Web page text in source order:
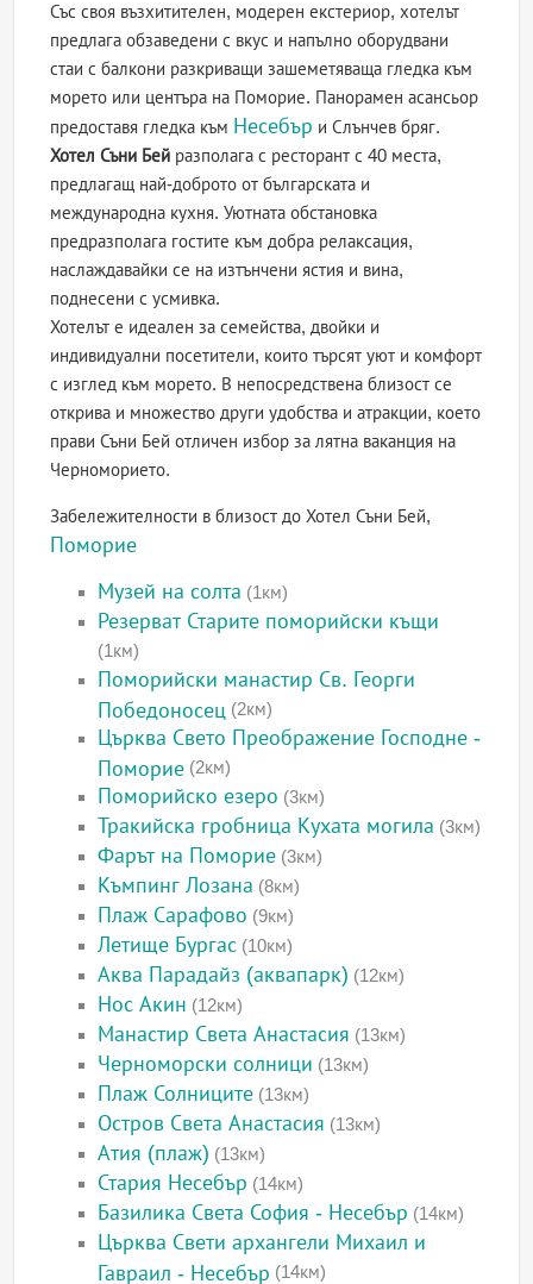
Със своя възхитителен, модерен екстериор, хотелът
предлага обзаведени с вкус и напълно оборудвани
стаи с балкони разкриващи зашеметяваща гледка към
морето или центъра на Поморие. Панорамен асансьор
предоставя гледка към Несебър и Слънчев бряг.
Хотел Съни Бей разполага с ресторант с 40 места,
предлагащ най-доброто от българската и
международна кухня. Уютната обстановка
предразполага гостите към добра релаксация,
наслаждавайки се на изтънчени ястия и вина,
поднесени с усмивка.
Хотелът е идеален за семейства, двойки и
индивидуални посетители, които търсят уют и комфорт
с изглед към морето. В непосредствена близост се
открива и множество други удобства и атракции, което
прави Съни Бей отличен избор за лятна ваканция на
Черноморието.
Забележителности в близост до Хотел Съни Бей,
Поморие
Музей на солта (1км)
Резерват Старите поморийски къщи
(1км)
Поморийски манастир Св. Георги
Победоносец (2км)
Църква Свето Преображение Господне -
Поморие (2км)
Поморийско езеро (3км)
Тракийска гробница Кухата могила (3км)
Фарът на Поморие (3км)
Къмпинг Лозана (8км)
Плаж Сарафово (9км)
Летище Бургас (10км)
Аква Парадайз (аквапарк) (12км)
Нос Акин (12км)
Манастир Света Анастасия (13км)
Черноморски солници (13км)
Плаж Солниците (13км)
Остров Света Анастасия (13км)
Атия (плаж) (13км)
Стария Несебър (14км)
Базилика Света София - Несебър (14км)
Църква Свети архангели Михаил и
Гавраил - Несебър (14км)